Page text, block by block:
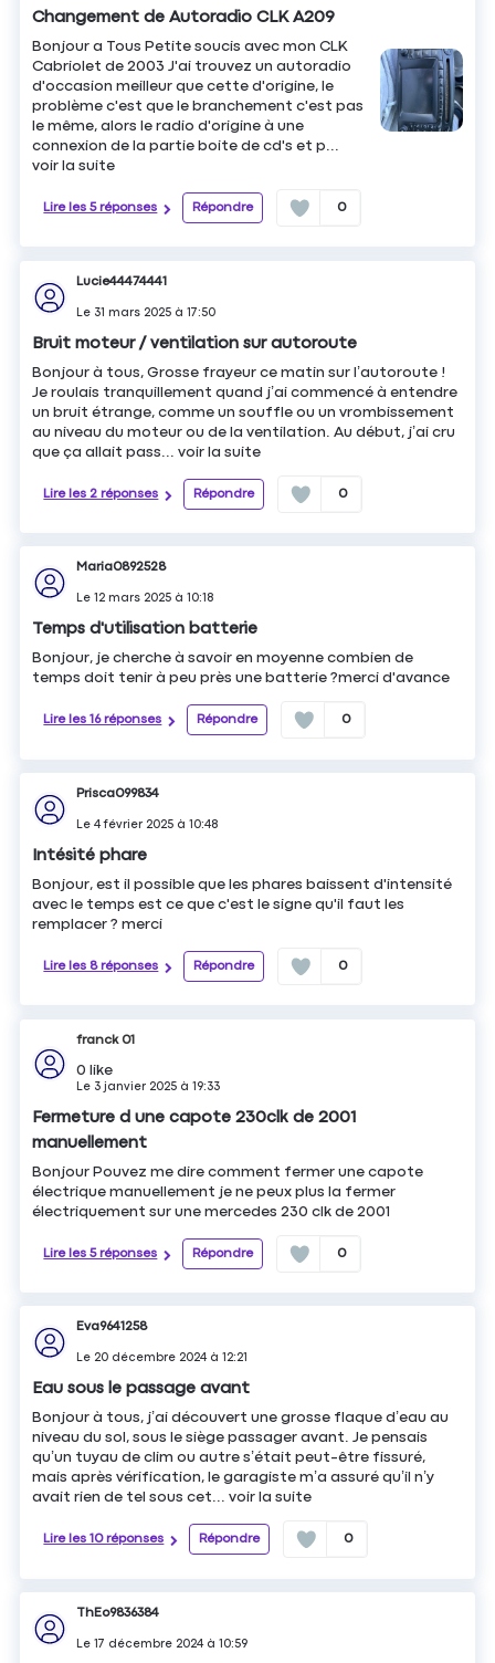
Changement de Autoradio CLK A209
Bonjour a Tous Petite soucis avec mon CLK
Cabriolet de 2003 J'ai trouvez un autoradio
d'occasion meilleur que cette d'origine, le
problème c'est que le branchement c'est pas
le même, alors le radio d'origine à une
connexion de la partie boite de cd's et p...
voir la suite
Lire les 5 réponses Répondre 0
Lucie44474441
Le 31 mars 2025 à17:50
Bruit moteur / ventilation sur autoroute
Bonjour à tous, Grosse frayeur ce matin sur l’autoroute !
Je roulais tranquillement quand j’ai commencé à entendre
un bruit étrange, comme un souffle ou un vrombissement
au niveau du moteur ou de la ventilation. Au début, j’ai cru
que ça allait pass...voir la suite
Lire les 2 réponses Répondre 0
Maria0892528
Le12 mars 2025 à10:18
Temps d'utilisation batterie
Bonjour, je cherche à savoir en moyenne combien de
temps doit tenir à peu près une batterie ?merci d'avance
Lire les 16 réponses Répondre 0
Prisca099834
Le4 février 2025 à10:48
Intésité phare
Bonjour, est il possible que les phares baissent d'intensité
avec le temps est ce que c'est le signe qu'il faut les
remplacer ? merci
Lire les 8 réponses Répondre 0
franck 01
0 like
Le 3 janvier 2025 à19:33
Fermeture d une capote 230clk de 2001
manuellement
Bonjour Pouvez me dire comment fermer une capote
électrique manuellement je ne peux plus la fermer
électriquement sur une mercedes 230 clk de 2001
Lire les 5 réponses Répondre 0
Eva9641258
Le 20 décembre 2024à12:21
Eau sous le passage avant
Bonjour à tous, j’ai découvert une grosse flaque d’eau au
niveau du sol, sous le siège passager avant. Je pensais
qu’un tuyau de clim ou autre s’était peut-être fissuré,
mais après vérification, le garagiste m’a assuré qu’il n’y
avait rien de tel sous cet...voir la suite
Lire les 10 réponses Répondre 0
ThEo9836384
Le17 décembre 2024à10:59